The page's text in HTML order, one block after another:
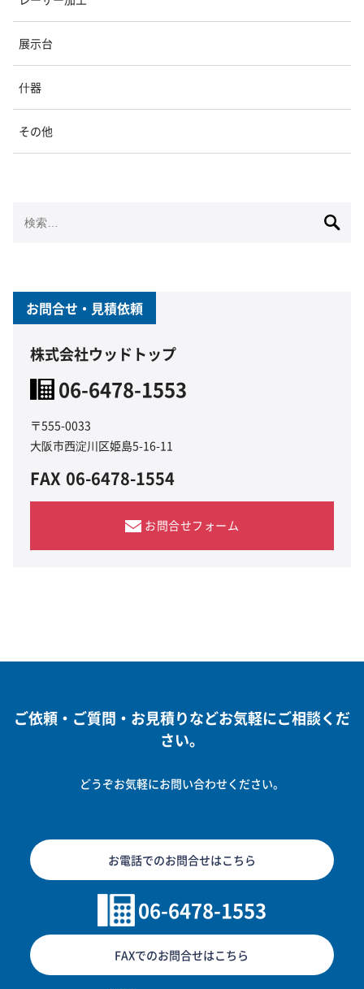
展示台
什器
その他
索:
お問合せ・見積依頼
株式会社ウッドトップ
06-6478-1553
〒555-0033
大阪市西淀川区姫島5-16-11
FAX 06-6478-1554
お問合せフォーム
ご依頼・ご質問・お見積りなどお気軽にご相談くだ
さい。
どうぞお気軽にお問い合わせください。
お電話でのお問合せはこちら
06-6478-1553
FAXでのお問合せはこちら